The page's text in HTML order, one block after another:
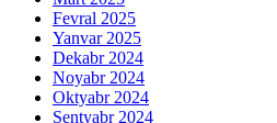
Fevral 2025
Yanvar 2025
Dekabr 2024
Noyabr 2024
Oktyabr 2024
Sentyabr 2024